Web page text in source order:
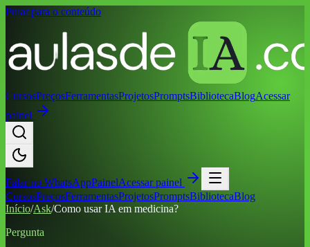
Pular para o conteúdo
CursosPreçosFerramentasProjetosPromptsBibliotecaBlogAcessar
painel
Falar no WhatsAppPainelAcessar painel
CursosPreçosFerramentasProjetosPromptsBibliotecaBlog
Início/Ask/Como usar IA em medicina?
Pergunta